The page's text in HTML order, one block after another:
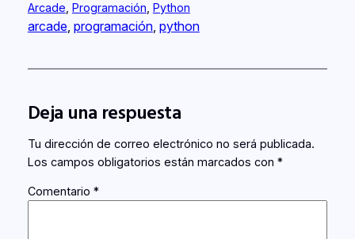
Arcade Programación Python
arcade, programación, python
Deja una respuesta
Tu dirección de correo electrónico no será publicada.
Los campos obligatorios están marcados con *
Comentario *